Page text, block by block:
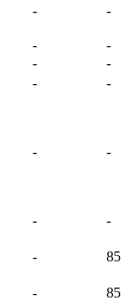
- -
-
-
-
-
-
-
- -
-
-
-
-